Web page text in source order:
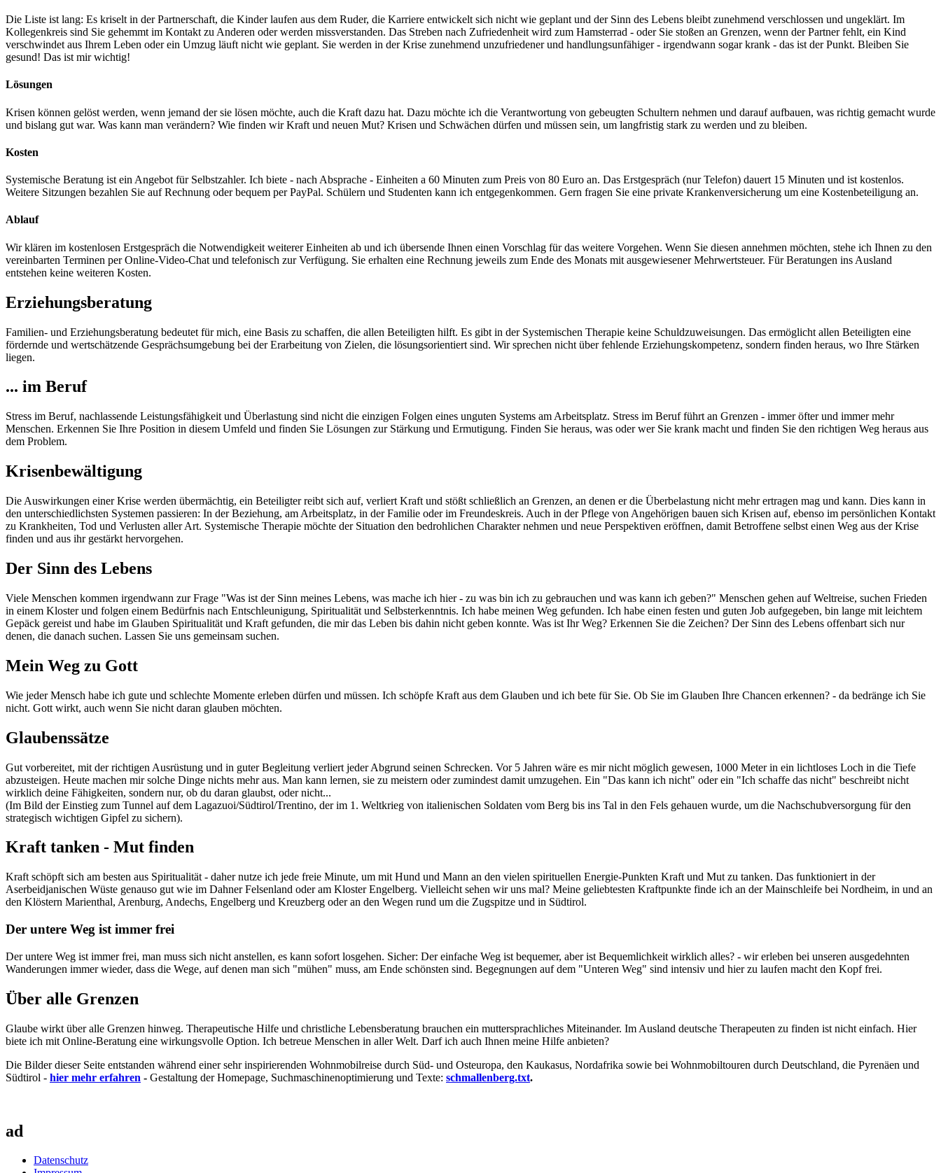
Die Liste ist lang: Es kriselt in der Partnerschaft, die Kinder laufen aus dem Ruder, die Karriere entwickelt sich nicht wie geplant und der Sinn des Lebens bleibt zunehmend verschlossen und ungeklärt. Im
Kollegenkreis sind Sie gehemmt im Kontakt zu Anderen oder werden missverstanden. Das Streben nach Zufriedenheit wird zum Hamsterrad - oder Sie stoßen an Grenzen, wenn der Partner fehlt, ein Kind
verschwindet aus Ihrem Leben oder ein Umzug läuft nicht wie geplant. Sie werden in der Krise zunehmend unzufriedener und handlungsunfähiger - irgendwann sogar krank - das ist der Punkt. Bleiben Sie
gesund! Das ist mir wichtig!
Lösungen
Krisen können gelöst werden, wenn jemand der sie lösen möchte, auch die Kraft dazu hat. Dazu möchte ich die Verantwortung von gebeugten Schultern nehmen und darauf aufbauen, was richtig gemacht wurde
und bislang gut war. Was kann man verändern? Wie finden wir Kraft und neuen Mut? Krisen und Schwächen dürfen und müssen sein, um langfristig stark zu werden und zu bleiben.
Kosten
Systemische Beratung ist ein Angebot für Selbstzahler. Ich biete - nach Absprache - Einheiten a 60 Minuten zum Preis von 80 Euro an. Das Erstgespräch (nur Telefon) dauert 15 Minuten und ist kostenlos.
Weitere Sitzungen bezahlen Sie auf Rechnung oder bequem per PayPal. Schülern und Studenten kann ich entgegenkommen. Gern fragen Sie eine private Krankenversicherung um eine Kostenbeteiligung an.
Ablauf
Wir klären im kostenlosen Erstgespräch die Notwendigkeit weiterer Einheiten ab und ich übersende Ihnen einen Vorschlag für das weitere Vorgehen. Wenn Sie diesen annehmen möchten, stehe ich Ihnen zu den
vereinbarten Terminen per Online-Video-Chat und telefonisch zur Verfügung. Sie erhalten eine Rechnung jeweils zum Ende des Monats mit ausgewiesener Mehrwertsteuer. Für Beratungen ins Ausland
entstehen keine weiteren Kosten.
Erziehungsberatung
Familien- und Erziehungsberatung bedeutet für mich, eine Basis zu schaffen, die allen Beteiligten hilft. Es gibt in der Systemischen Therapie keine Schuldzuweisungen. Das ermöglicht allen Beteiligten eine
fördernde und wertschätzende Gesprächsumgebung bei der Erarbeitung von Zielen, die lösungsorientiert sind. Wir sprechen nicht über fehlende Erziehungskompetenz, sondern finden heraus, wo Ihre Stärken
liegen.
... im Beruf
Stress im Beruf, nachlassende Leistungsfähigkeit und Überlastung sind nicht die einzigen Folgen eines unguten Systems am Arbeitsplatz. Stress im Beruf führt an Grenzen - immer öfter und immer mehr
Menschen. Erkennen Sie Ihre Position in diesem Umfeld und finden Sie Lösungen zur Stärkung und Ermutigung. Finden Sie heraus, was oder wer Sie krank macht und finden Sie den richtigen Weg heraus aus
dem Problem.
Krisenbewältigung
Die Auswirkungen einer Krise werden übermächtig, ein Beteiligter reibt sich auf, verliert Kraft und stößt schließlich an Grenzen, an denen er die Überbelastung nicht mehr ertragen mag und kann. Dies kann in
den unterschiedlichsten Systemen passieren: In der Beziehung, am Arbeitsplatz, in der Familie oder im Freundeskreis. Auch in der Pflege von Angehörigen bauen sich Krisen auf, ebenso im persönlichen Kontakt
zu Krankheiten, Tod und Verlusten aller Art. Systemische Therapie möchte der Situation den bedrohlichen Charakter nehmen und neue Perspektiven eröffnen, damit Betroffene selbst einen Weg aus der Krise
finden und aus ihr gestärkt hervorgehen.
Der Sinn des Lebens
Viele Menschen kommen irgendwann zur Frage "Was ist der Sinn meines Lebens, was mache ich hier - zu was bin ich zu gebrauchen und was kann ich geben?" Menschen gehen auf Weltreise, suchen Frieden
in einem Kloster und folgen einem Bedürfnis nach Entschleunigung, Spiritualität und Selbsterkenntnis. Ich habe meinen Weg gefunden. Ich habe einen festen und guten Job aufgegeben, bin lange mit leichtem
Gepäck gereist und habe im Glauben Spiritualität und Kraft gefunden, die mir das Leben bis dahin nicht geben konnte. Was ist Ihr Weg? Erkennen Sie die Zeichen? Der Sinn des Lebens offenbart sich nur
denen, die danach suchen. Lassen Sie uns gemeinsam suchen.
Mein Weg zu Gott
Wie jeder Mensch habe ich gute und schlechte Momente erleben dürfen und müssen. Ich schöpfe Kraft aus dem Glauben und ich bete für Sie. Ob Sie im Glauben Ihre Chancen erkennen? - da bedränge ich Sie
nicht. Gott wirkt, auch wenn Sie nicht daran glauben möchten.
Glaubenssätze
Gut vorbereitet, mit der richtigen Ausrüstung und in guter Begleitung verliert jeder Abgrund seinen Schrecken. Vor 5 Jahren wäre es mir nicht möglich gewesen, 1000 Meter in ein lichtloses Loch in die Tiefe
abzusteigen. Heute machen mir solche Dinge nichts mehr aus. Man kann lernen, sie zu meistern oder zumindest damit umzugehen. Ein "Das kann ich nicht" oder ein "Ich schaffe das nicht" beschreibt nicht
wirklich deine Fähigkeiten, sondern nur, ob du daran glaubst, oder nicht...
(Im Bild der Einstieg zum Tunnel auf dem Lagazuoi/Südtirol/Trentino, der im 1. Weltkrieg von italienischen Soldaten vom Berg bis ins Tal in den Fels gehauen wurde, um die Nachschubversorgung für den
strategisch wichtigen Gipfel zu sichern).
Kraft tanken - Mut finden
Kraft schöpft sich am besten aus Spiritualität - daher nutze ich jede freie Minute, um mit Hund und Mann an den vielen spirituellen Energie-Punkten Kraft und Mut zu tanken. Das funktioniert in der
Aserbeidjanischen Wüste genauso gut wie im Dahner Felsenland oder am Kloster Engelberg. Vielleicht sehen wir uns mal? Meine geliebtesten Kraftpunkte finde ich an der Mainschleife bei Nordheim, in und an
den Klöstern Marienthal, Arenburg, Andechs, Engelberg und Kreuzberg oder an den Wegen rund um die Zugspitze und in Südtirol.
Der untere Weg ist immer frei
Der untere Weg ist immer frei, man muss sich nicht anstellen, es kann sofort losgehen. Sicher: Der einfache Weg ist bequemer, aber ist Bequemlichkeit wirklich alles? - wir erleben bei unseren ausgedehnten
Wanderungen immer wieder, dass die Wege, auf denen man sich "mühen" muss, am Ende schönsten sind. Begegnungen auf dem "Unteren Weg" sind intensiv und hier zu laufen macht den Kopf frei.
Über alle Grenzen
Glaube wirkt über alle Grenzen hinweg. Therapeutische Hilfe und christliche Lebensberatung brauchen ein muttersprachliches Miteinander. Im Ausland deutsche Therapeuten zu finden ist nicht einfach. Hier
biete ich mit Online-Beratung eine wirkungsvolle Option. Ich betreue Menschen in aller Welt. Darf ich auch Ihnen meine Hilfe anbieten?
Die Bilder dieser Seite entstanden während einer sehr inspirierenden Wohnmobilreise durch Süd- und Osteuropa, den Kaukasus, Nordafrika sowie bei Wohnmobiltouren durch Deutschland, die Pyrenäen und
Südtirol - hier mehr erfahren - Gestaltung der Homepage, Suchmaschinenoptimierung und Texte: schmallenberg.txt.
ad
Datenschutz